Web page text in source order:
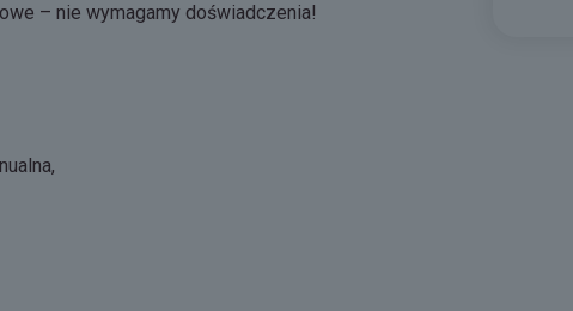
– nie wymagamy doświadczenia!